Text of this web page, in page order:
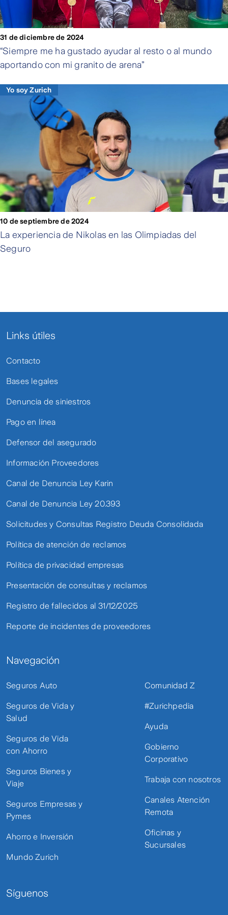
31 de diciembre de 2024
“Siempre me ha gustado ayudar al resto o al mundo
aportando con mi granito de arena”
Yo soy Zurich
10 de septiembre de 2024
La experiencia de Nikolas en las Olimpiadas del
Seguro
Links útiles
Contacto
Bases legales
Denuncia de siniestros
Pago en línea
Defensor del asegurado
Información Proveedores
Canal de Denuncia Ley Karin
Canal de Denuncia Ley 20.393
Solicitudes y Consultas Registro Deuda Consolidada
Política de atención de reclamos
Política de privacidad empresas
Presentación de consultas y reclamos
Registro de fallecidos al 31/12/2025
Reporte de incidentes de proveedores
Navegación
Seguros Auto
Seguros de Vida y
Salud
Seguros de Vida
con Ahorro
Seguros Bienes y
Viaje
Seguros Empresas y
Pymes
Ahorro e Inversión
Mundo Zurich
Comunidad Z
#Zurichpedia
Ayuda
Gobierno
Corporativo
Trabaja con nosotros
Canales Atención
Remota
Oficinas y
Sucursales
Síguenos